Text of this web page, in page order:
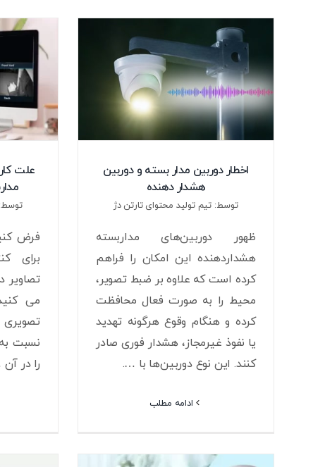
اخطار دوربین مدار بسته و دوربین
هشدار دهنده
توسط: تیم تولید محتوای تارتن دژ
ظهور دوربین‌های مداربسته
هشداردهنده این امکان را فراهم
کرده است که علاوه بر ضبط تصویر،
محیط را به صورت فعال محافظت
کرده و هنگام وقوع هرگونه تهدید
یا نفوذ غیرمجاز، هشدار فوری صادر
کنند. این نوع دوربین‌ها با ….
ادامه مطلب
علت
توسط:
فرض
برای
تصاویر
می
نسبت
را در